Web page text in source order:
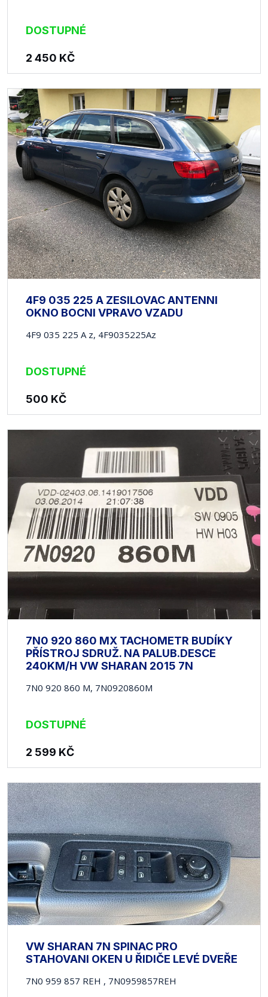
DOSTUPNÉ
2 450 KČ
4F9 035 225 A ZESILOVAC ANTENNI
OKNO BOCNI VPRAVO VZADU
4F9 035 225 A z, 4F9035225Az
DOSTUPNÉ
500 KČ
7N0 920 860 MX TACHOMETR BUDÍKY
PŘÍSTROJ SDRUŽ. NA PALUB.DESCE
240KM/H VW SHARAN 2015 7N
7N0 920 860 M, 7N0920860M
DOSTUPNÉ
2 599 KČ
VW SHARAN 7N SPINAC PRO
STAHOVANI OKEN U ŘIDIČE LEVÉ DVEŘE
7N0 959 857 REH , 7N0959857REH